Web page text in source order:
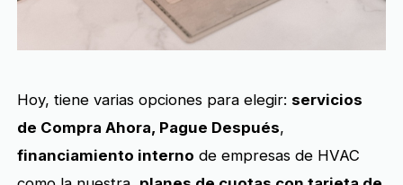
Hoy, tiene varias opciones para elegir: servicios
de Compra Ahora, Pague Después,
financiamiento interno de empresas de HVAC